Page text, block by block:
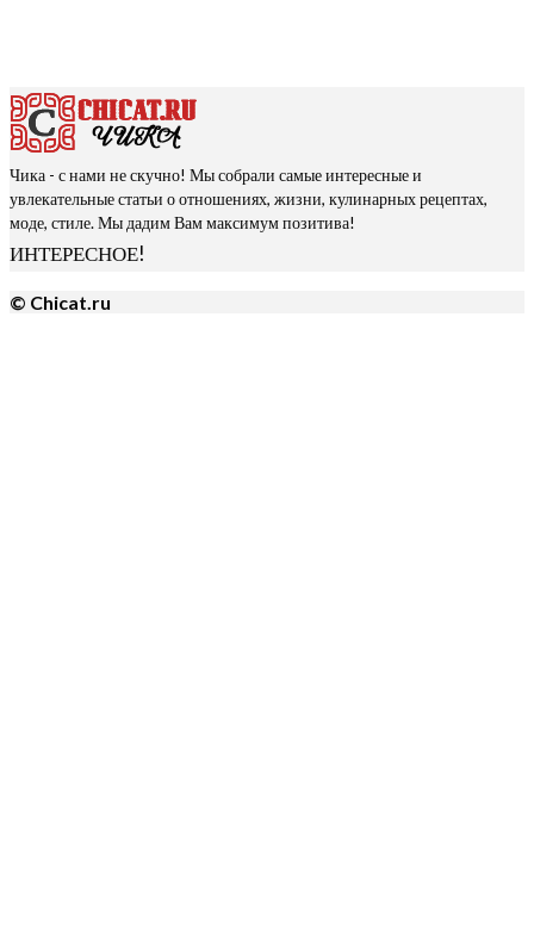
Чика - с нами не скучно! Мы собрали самые интересные и
увлекательные статьи о отношениях, жизни, кулинарных рецептах,
моде, стиле. Мы дадим Вам максимум позитива!
ИНТЕРЕСНОЕ!
© Chicat.ru